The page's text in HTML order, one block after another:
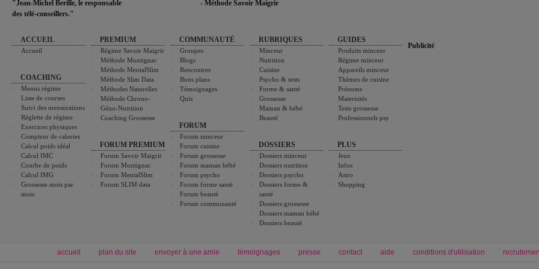
"Jean-Michel Berille, le responsable
des télé-conseillers."
- Méthode Savoir Maigrir
ACCUEIL
Accueil
COACHING
Menus régime
Liste de courses
Suivi des mensurations
Réglette de régime
Exercices physiques
Compteur de calories
Calcul poids idéal
Calcul IMC
Courbe de poids
Calcul IMG
Grossesse mois par
mois
PREMIUM
Régime Savoir Maigrir
Méthode Montignac
Méthode MentalSlim
Méthode Slim Data
Méthodes Naturelles
Méthode Chrono-
Géno-Nutrition
Coaching Grossesse
FORUM PREMIUM
Forum Savoir Maigrir
Forum Montignac
Forum MentalSlim
Forum SLIM data
COMMUNAUTÉ
Groupes
Blogs
Rencontres
Bons plans
Témoignages
Quiz
FORUM
Forum minceur
Forum cuisine
Forum grossesse
Forum maman bébé
Forum psycho
Forum forme santé
Forum beauté
Forum communauté
RUBRIQUES
Minceur
Nutrition
Cuisine
Psycho & tests
Forme & santé
Grossesse
Maman & bébé
Beauté
DOSSIERS
Dossiers minceur
Dossiers nutrition
Dossiers psycho
Dossiers forme &
santé
Dossiers grossesse
Dossiers maman bébé
Dossiers beauté
GUIDES
Produits minceur
Régime minceur
Appareils minceur
Thèmes de cuisine
Prénoms
Maternités
Tests grossesse
Professionnels psy
PLUS
Jeux
Infos
Astro
Shopping
Publicité
accueil plan du site envoyer à une amie témoignages presse contact aide conditions d'utilisation